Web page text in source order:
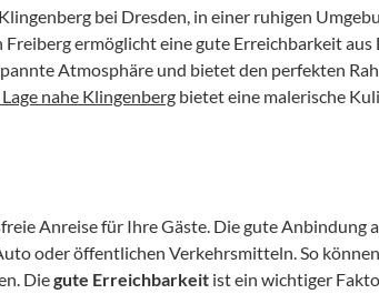
bei Dresden, in einer ruhigen
ermöglicht eine gute Erreichbarkeit aus
Atmosphäre und bietet den perfekten
nahe Klingenberg bietet eine malerische
Anreise für Ihre Gäste. Die gute Anbindung
oder öffentlichen Verkehrsmitteln. So
Die gute Erreichbarkeit ist ein wichtiger